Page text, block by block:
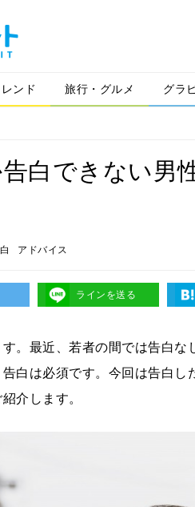
ンド 旅行・グルメ グラ
白できない男
アドバイス
ラインを送る
。最近、若者の間では告白な
白は必須です。今回は告白し
介します。